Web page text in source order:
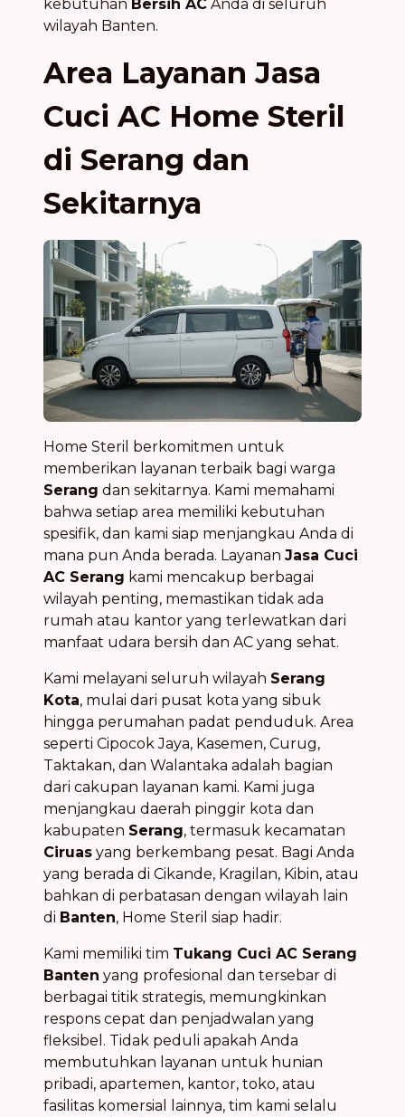
kebutuhan Bersih AC Anda di seluruh
wilayah Banten.
Area Layanan Jasa
Cuci AC Home Steril
di Serang dan
Sekitarnya
Home Steril berkomitmen untuk
memberikan layanan terbaik bagi warga
Serang dan sekitarnya. Kami memahami
bahwa setiap area memiliki kebutuhan
spesifik, dan kami siap menjangkau Anda di
mana pun Anda berada. Layanan Jasa Cuci
AC Serang kami mencakup berbagai
wilayah penting, memastikan tidak ada
rumah atau kantor yang terlewatkan dari
manfaat udara bersih dan AC yang sehat.
Kami melayani seluruh wilayah Serang
Kota, mulai dari pusat kota yang sibuk
hingga perumahan padat penduduk. Area
seperti Cipocok Jaya, Kasemen, Curug,
Taktakan, dan Walantaka adalah bagian
dari cakupan layanan kami. Kami juga
menjangkau daerah pinggir kota dan
kabupaten Serang, termasuk kecamatan
Ciruas yang berkembang pesat. Bagi Anda
yang berada di Cikande, Kragilan, Kibin, atau
bahkan di perbatasan dengan wilayah lain
di Banten, Home Steril siap hadir.
Kami memiliki tim Tukang Cuci AC Serang
Banten yang profesional dan tersebar di
berbagai titik strategis, memungkinkan
respons cepat dan penjadwalan yang
fleksibel. Tidak peduli apakah Anda
membutuhkan layanan untuk hunian
pribadi, apartemen, kantor, toko, atau
fasilitas komersial lainnya, tim kami selalu